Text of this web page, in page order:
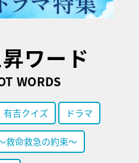
ワード
WORDS
有吉クイズ ドラマ
救命救急の約束～